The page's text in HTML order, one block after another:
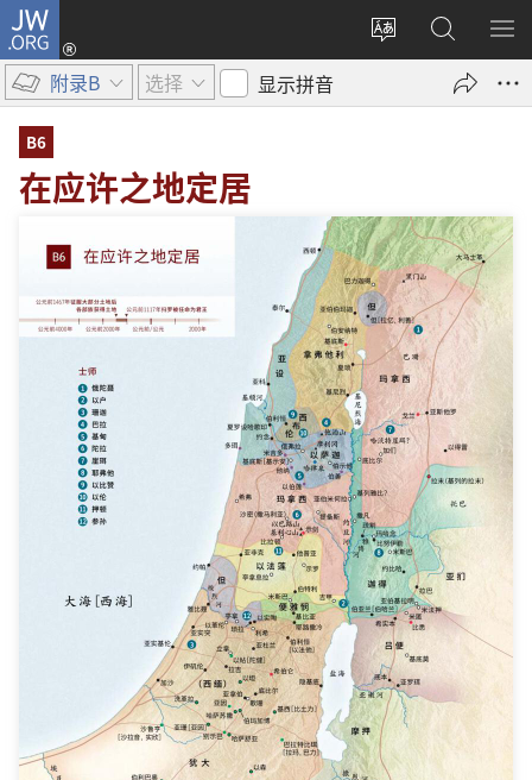
JW.ORG
更
网
登
录
开
搜
索
JW.ORG
显
菜
附录B 选择 显示拼音
B6
在应许之地定居